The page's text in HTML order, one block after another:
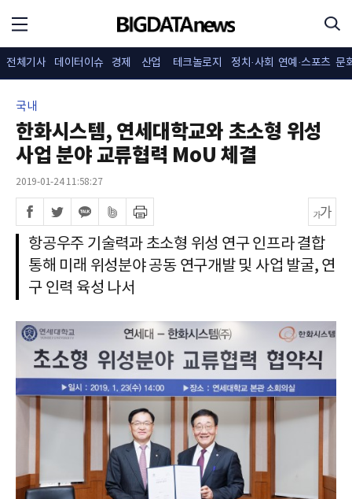
전체기사 데이터이슈 경제 산업 테크놀로지 정치·사회 연예·스포츠 문
국내
한화시스템, 연세대학교와 초소형 위성
사업 분야 교류협력 MoU 체결
2019-01-24 11:58:27
항공우주 기술력과 초소형 위성 연구 인프라 결합
통해 미래 위성분야 공동 연구개발 및 사업 발굴, 연
구 인력 육성 나서